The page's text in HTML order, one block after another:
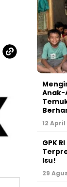
Anak-
12 April
GPK
Isu!
29